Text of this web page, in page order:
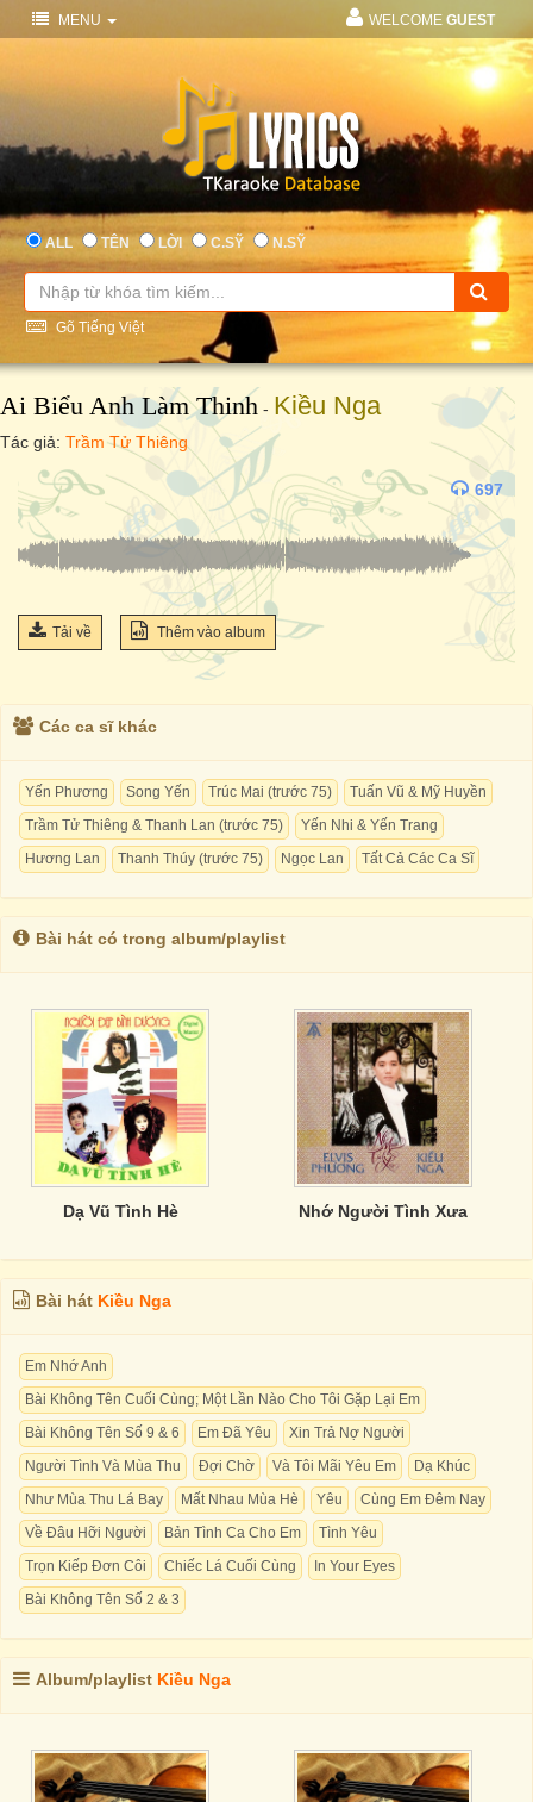
MENU WELCOME GUEST
ALL TÊN LỜI C.SỸ N.SỸ
Gõ Tiếng Việt
Ai Biểu Anh Làm Thinh - Kiều Nga
Tác giả: Trầm Tử Thiêng
697
Tải về Thêm vào album
Các ca sĩ khác
Yến Phương Song Yến Trúc Mai (trước 75)
Tuấn Vũ & Mỹ Huyền
Trầm Tử Thiêng & Thanh Lan (trước 75)
Yến Nhi & Yến Trang
Hương Lan
Thanh Thúy (trước 75) Ngọc Lan Tất Cả Các Ca Sĩ
Bài hát có trong album/playlist
Dạ Vũ Tình Hè Nhớ Người Tình Xưa
Bài hát Kiều Nga
Em Nhớ Anh
Bài Không Tên Cuối Cùng; Một Lần Nào Cho Tôi Gặp Lại Em
Bài Không Tên Số 9 & 6
Em Đã Yêu
Xin Trả Nợ Người
Người Tình Và Mùa Thu
Đợi Chờ Và Tôi Mãi Yêu Em
Dạ Khúc
Như Mùa Thu Lá Bay
Mất Nhau Mùa Hè Yêu
Cùng Em Đêm Nay
Về Đâu Hỡi Người
Bản Tình Ca Cho Em
Tình Yêu
Trọn Kiếp Đơn Côi
Chiếc Lá Cuối Cùng
In Your Eyes
Bài Không Tên Số 2 & 3
Album/playlist Kiều Nga